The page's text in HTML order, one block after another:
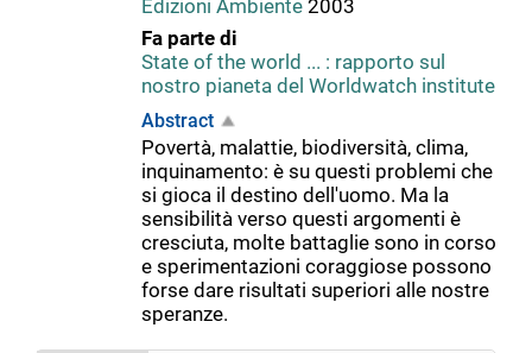
Edizioni Ambiente 2003
Fa parte di
State of the world ... : rapporto sul
nostro pianeta del Worldwatch institute
Abstract
Povertà, malattie, biodiversità, clima,
inquinamento: è su questi problemi che
si gioca il destino dell'uomo. Ma la
sensibilità verso questi argomenti è
cresciuta, molte battaglie sono in corso
e sperimentazioni coraggiose possono
forse dare risultati superiori alle nostre
speranze.